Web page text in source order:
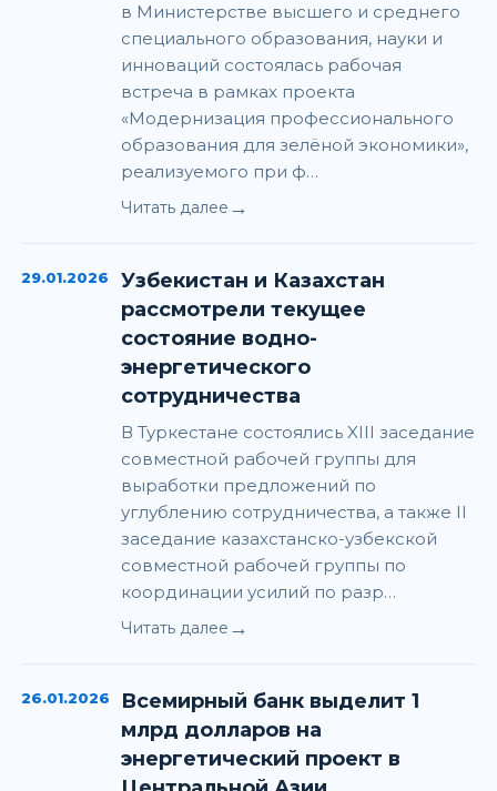
в Министерстве высшего и среднего
специального образования, науки и
инноваций состоялась рабочая
встреча в рамках проекта
«Модернизация профессионального
образования для зелёной экономики»,
реализуемого при ф…
Читать далее →
29.01.2026
Узбекистан и Казахстан
рассмотрели текущее
состояние водно-
энергетического
сотрудничества
В Туркестане состоялись XIII заседание
совместной рабочей группы для
выработки предложений по
углублению сотрудничества, а также II
заседание казахстанско-узбекской
совместной рабочей группы по
координации усилий по разр…
Читать далее →
26.01.2026
Всемирный банк выделит 1
млрд долларов на
энергетический проект в